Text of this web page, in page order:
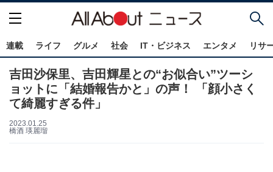
連載 ライフ グルメ 社会 IT・ビジネス エンタメ リサ
吉田沙保里、吉田輝星との“お似合い”ツーシ
ョットに「結婚報告かと」の声！ 「顔小さく
て綺麗すぎる件」
2023.01.25
橋酒 瑛麗瑠